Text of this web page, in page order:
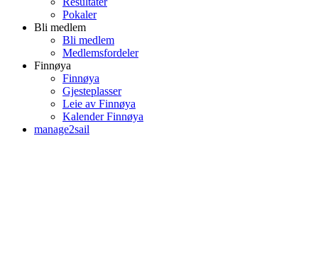
Pokaler
Bli medlem
Bli medlem
Medlemsfordeler
Finnøya
Finnøya
Gjesteplasser
Leie av Finnøya
Kalender Finnøya
manage2sail